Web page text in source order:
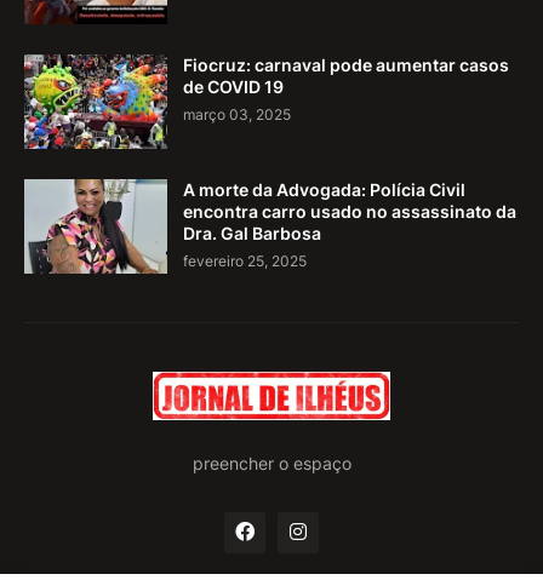
Fiocruz: carnaval pode aumentar casos
de COVID 19
março 03, 2025
A morte da Advogada: Polícia Civil
encontra carro usado no assassinato da
Dra. Gal Barbosa
fevereiro 25, 2025
preencher o espaço